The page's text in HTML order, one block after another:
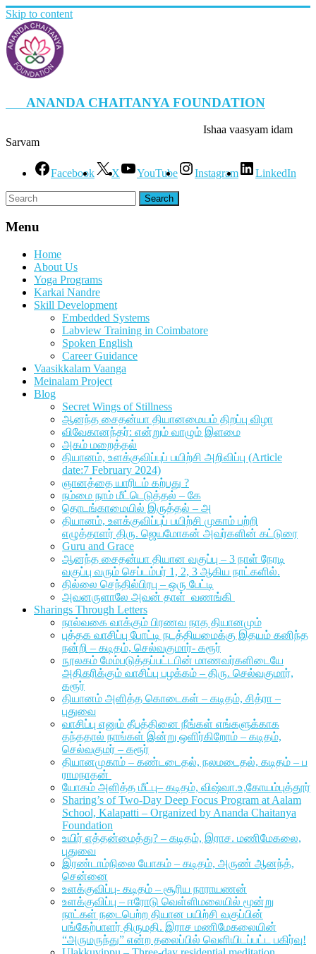
Skip to content
ANANDA CHAITANYA FOUNDATION
Ishaa vaasyam idam
Sarvam
Facebook X YouTube Instagram LinkedIn
Menu
Home
About Us
Yoga Programs
Karkai Nandre
Skill Development
Embedded Systems
Labview Training in Coimbatore
Spoken English
Career Guidance
Vaasikkalam Vaanga
Meinalam Project
Blog
Secret Wings of Stillness
ஆனந்த சைதன்யா தியானமையம் திறப்பு விழா
விவேகானந்தர்: என்றும் வாழும் இளமை
அகம் மறைத்தல்
தியானம், உளக்குவிப்புப் பயிற்சி அறிவிப்பு (Article
date:7 February 2024)
ஞானத்தை யாரிடம் கற்பது ?
நம்மை நாம் மீட்டெடுத்தல் – கே
தொடங்காமையில் இருத்தல் – அ
தியானம், உளக்குவிப்புப் பயிற்சி முகாம் பற்றி
எழுத்தாளர் திரு. ஜெயமோகன் அவர்களின் கட்டுரை
Guru and Grace
ஆனந்த சைதன்யா தியான வகுப்பு – 3 நாள் நேரடி
வகுப்பு வரும் செப்டம்பர் 1, 2, 3 ஆகிய நாட்களில்.
தில்லை செந்தில்பிரபு – ஒரு பேட்டி
அவனருளாலே அவன் தாள் வணங்கி
Sharings Through Letters
நால்வகை வாக்கும் பிரணவ நாத தியானமும்
புத்தக வாசிப்பு போட்டி நடத்தியமைக்கு இதயம் கனிந்த
நன்றி – கடிதம், செல்வகுமார்- கரூர்
நூலகம் மேம்படுத்தப்பட்டபின் மாணவர்களிடையே
அதிகரிக்கும் வாசிப்பு பழக்கம் – திரு. செல்வகுமார்,
கரூர்
தியானம் அளித்த கொடைகள் – கடிதம், சித்ரா –
புதுவை
வாசிப்பு எனும் தீபத்தினை நீங்கள் எங்களுக்காக
தந்ததால் நாங்கள் இன்று ஒளிர்கிறோம் – கடிதம்,
செல்வகுமர் – கரூர்
தியானமுகாம் – கண்டடைதல், நலமடைதல், கடிதம் – ப
ராமநாதன்
யோகம் அளித்த மீட்பு– கடிதம், விஷ்வா.உ,கோயம்புத்தூர்
Sharing’s of Two-Day Deep Focus Program at Aalam
School, Kalapatti – Organized by Ananda Chaitanya
Foundation
உயிர் எத்தன்மைத்து? – கடிதம், இராச. மணிமேகலை,
புதுவை
இரண்டாம்நிலை யோகம் – கடிதம், அருண் ஆனந்த்,
சென்னை
உளக்குவிப்பு- கடிதம் – சூரிய நாராயணன்
உளக்குவிப்பு – ஈரோடு வெள்ளிமலையில் மூன்று
நாட்கள் நடைபெற்ற தியான பயிற்சி வகுப்பின்
பங்கேற்பாளர் திருமதி. இராச மணிமேகலையின்
“அருமருந்து” என்ற தலைப்பில் வெளியிடப்பட்ட பகிர்வு!